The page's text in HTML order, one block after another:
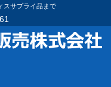
スサプライ品まで